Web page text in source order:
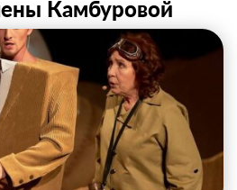
Камбуровой